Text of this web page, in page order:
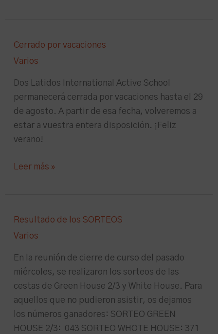
Cerrado por vacaciones
Varios
Dos Latidos International Active School
permanecerá cerrada por vacaciones hasta el 29
de agosto. A partir de esa fecha, volveremos a
estar a vuestra entera disposición. ¡Feliz
verano!
Cerrado
Leer más »
Resultado de los SORTEOS
Varios
En la reunión de cierre de curso del pasado
miércoles, se realizaron los sorteos de las
cestas de Green House 2/3 y White House. Para
aquellos que no pudieron asistir, os dejamos
los números ganadores: SORTEO GREEN
HOUSE 2/3: 043 SORTEO WHOTE HOUSE: 371
Resultado
SORTEOS